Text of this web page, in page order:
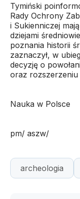
Tymiński
Rady Ochrony
i Sukienniczej
dziejami
poznania historii
zaznaczył, w
decyzję o
oraz rozszerzeniu
Nauka w Polsce
pm/ aszw/
archeologia